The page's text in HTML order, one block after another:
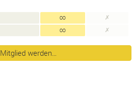
∞
✗
∞ ✗
Mitglied werden…